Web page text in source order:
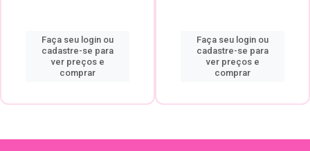
Faça seu login ou
cadastre-se para
ver preços e
comprar
Faça seu login ou
cadastre-se para
ver preços e
comprar